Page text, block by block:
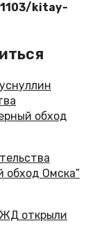
kitay-
обход Омска”